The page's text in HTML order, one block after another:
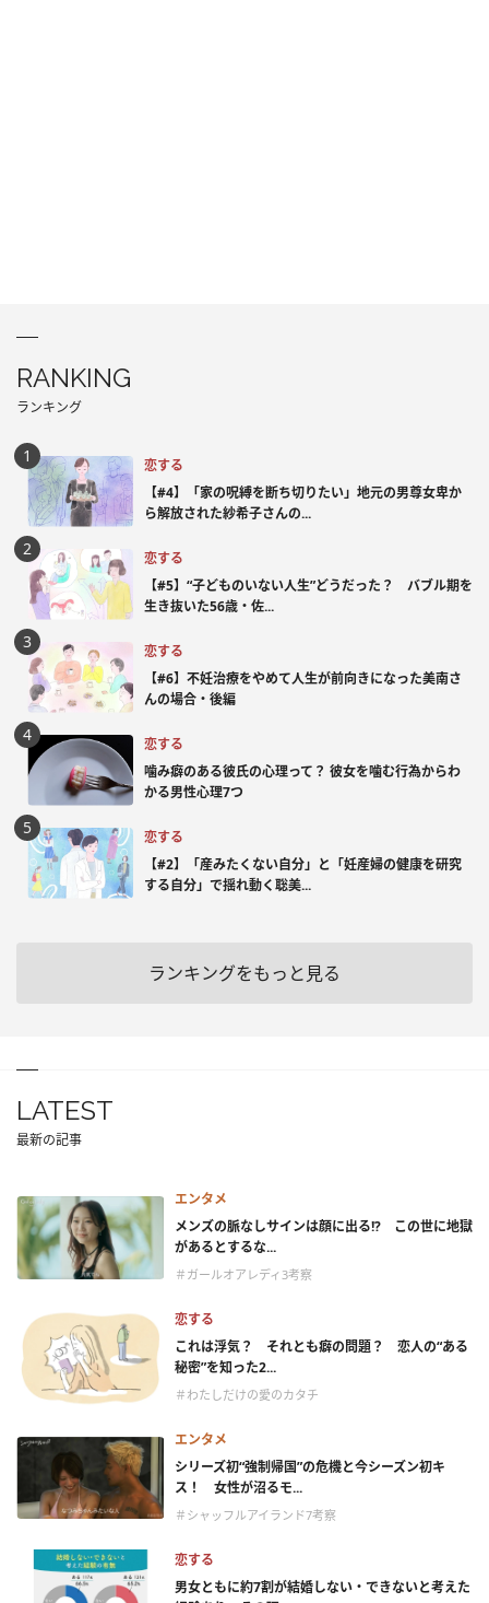
RANKING
ランキング
恋する
【#4】「家の呪縛を断ち切りたい」地元の男尊女卑か
ら解放された紗希子さんの...
恋する
【#5】“子どものいない人生”どうだった？ バブル期を
生き抜いた56歳・佐...
恋する
【#6】不妊治療をやめて人生が前向きになった美南さ
んの場合・後編
恋する
噛み癖のある彼氏の心理って？ 彼女を噛む行為からわ
かる男性心理7つ
恋する
【#2】「産みたくない自分」と「妊産婦の健康を研究
する自分」で揺れ動く聡美...
ランキングをもっと見る
LATEST
最新の記事
エンタメ
メンズの脈なしサインは顔に出る!? この世に地獄
があるとするな...
＃ガールオアレディ3考察
恋する
これは浮気？ それとも癖の問題？ 恋人の“ある
秘密”を知った2...
＃わたしだけの愛のカタチ
エンタメ
シリーズ初“強制帰国”の危機と今シーズン初キ
ス！ 女性が沼るモ...
＃シャッフルアイランド7考察
恋する
男女ともに約7割が結婚しない・できないと考えた